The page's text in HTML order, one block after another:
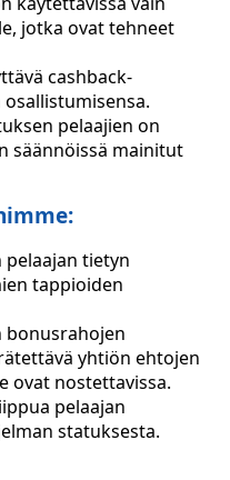
jotka ovat tehneet
cashback-
pelaajien on
säännöissä mainitut
pelaajan tietyn
tappioiden
bonusrahojen
yhtiön ehtojen
ovat nostettavissa.
pelaajan
statuksesta.